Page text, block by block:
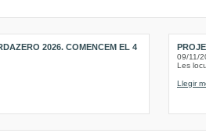
2026. COMENCEM EL 4
09/11/
Les
Llegir